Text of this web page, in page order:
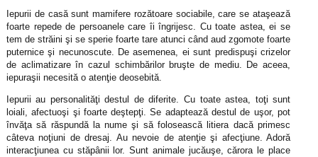
Iepurii de casă sunt mamifere rozătoare sociabile, care se ataşează
foarte repede de persoanele care îi îngrijesc. Cu toate astea, ei se
tem de străini şi se sperie foarte tare atunci când aud zgomote foarte
puternice şi necunoscute. De asemenea, ei sunt predispuşi crizelor
de aclimatizare în cazul schimbărilor bruşte de mediu. De aceea,
iepuraşii necesită o atenţie deosebită.
Iepurii au personalităţi destul de diferite. Cu toate astea, toţi sunt
loiali, afectuoşi şi foarte deştepţi. Se adaptează destul de uşor, pot
învăţa să răspundă la nume şi să folosească litiera dacă primesc
câteva noţiuni de dresaj. Au nevoie de atenţie şi afecţiune. Adoră
interacţiunea cu stăpânii lor. Sunt animale jucăuşe, cărora le place